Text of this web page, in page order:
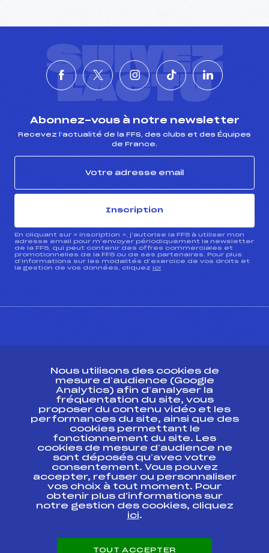
SUIVEZ
L'ACTU
Abonnez-vous à notre newsletter
Recevez l’actualité de la FFS, des clubs et des Équipes
de France.
Inscription
En cliquant sur « inscription », j’autorise la FFS à utiliser mon
adresse email pour m’envoyer périodiquement la newsletter
de la FFS, qui peut contenir des offres commerciales et
promotionnelles de la FFS ou de ses partenaires. Pour plus
d’informations sur les modalités d’exercice de vos droits et
la gestion de vos données, cliquez ici
Ressources
Pass’Neige
Projet sportif fédéral
Projet de performance fédéral
Antidopage
Pôle Développement, Formation, Suivi
Scientifique
Listes ministérielles
Pôle vie de l’athlète
Enseignement professionnel
Nous utilisons des cookies de
mesure d’audience (Google
Analytics) afin d’analyser la
fréquentation du site, vous
proposer du contenu vidéo et les
performances du site, ainsi que des
cookies permettant le
fonctionnement du site. Les
cookies de mesure d’audience ne
sont déposés qu’avec votre
consentement. Vous pouvez
accepter, refuser ou personnaliser
vos choix à tout moment. Pour
obtenir plus d'informations sur
notre gestion des cookies, cliquez
ici.
TOUT ACCEPTER